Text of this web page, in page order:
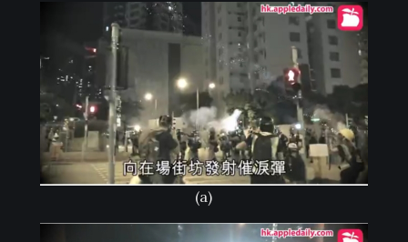
(a)